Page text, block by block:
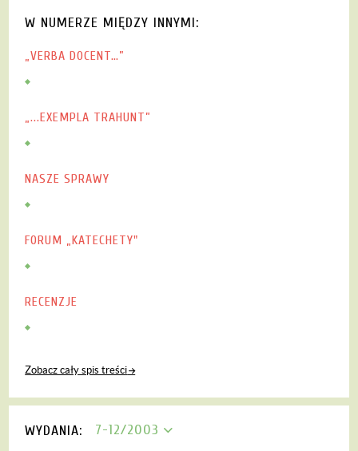
W NUMERZE MIĘDZY INNYMI:
„VERBA DOCENT…”
„...EXEMPLA TRAHUNT”
NASZE SPRAWY
FORUM „KATECHETY"
RECENZJE
Zobacz cały spis treści
WYDANIA: 7-12/2003